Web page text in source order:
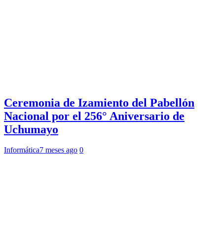
Ceremonia de Izamiento del Pabellón
Nacional por el 256° Aniversario de
Uchumayo
Informática7 meses ago 0